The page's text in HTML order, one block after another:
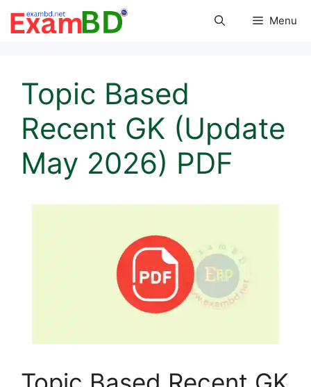
Menu
Topic Based
Recent GK (Update
May 2026) PDF